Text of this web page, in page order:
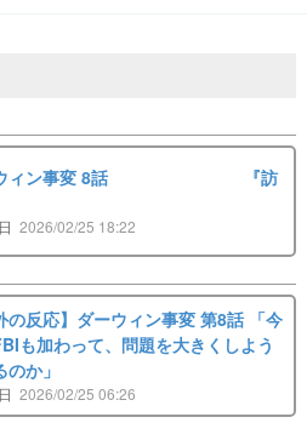
ウィン事変 8話 『訪
2026/02/25 18:22
の反応】ダーウィン事変 第8話 「今
も加わって、問題を大きくしよう
のか」
2026/02/25 06:26